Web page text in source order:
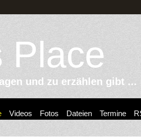
Place
und zu erzählen gibt ...
Videos Fotos Dateien Termine